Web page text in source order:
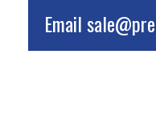
Email